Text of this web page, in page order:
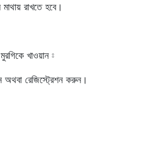
রাখতে হবে।
খাওয়ান ⦂
রেজিস্ট্রেশন করুন।